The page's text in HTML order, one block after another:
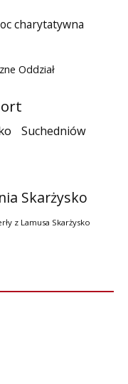
charytatywna
Oddział
Suchedniów
Skarżysko
z Lamusa Skarżysko